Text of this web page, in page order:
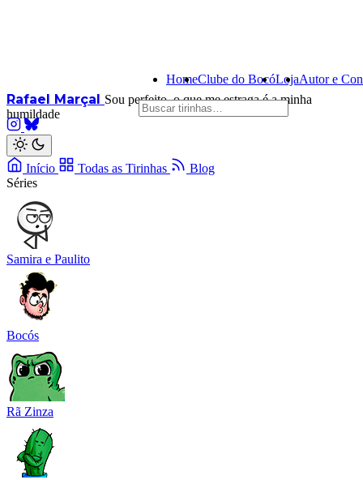
Rafael Marçal Sou perfeito, o que me estraga é a minha
humildade
HomeClube do BocóLojaAutor e
Início Todas as Tirinhas
Blog
Séries
Samira e Paulito
Bocós
Rã Zinza